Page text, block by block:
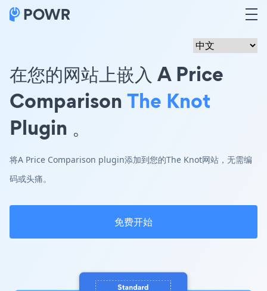
在您的网站上嵌入 A Price
ComparisonThe Knot
Plugin 。
将A Price Comparison plugin添加到您的The Knot网站，无需编
码或头痛。
免费开始